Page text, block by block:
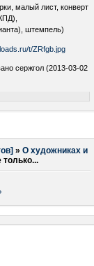
малый лист, конверт
штемпель)
сержгол (2013-03-02
»О художниках и
только...